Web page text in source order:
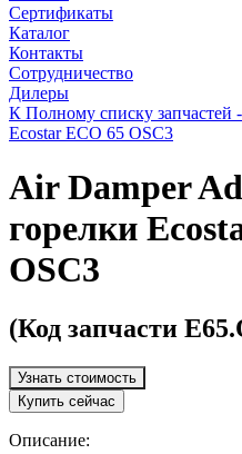
Сертификаты
Каталог
Контакты
Сотрудничество
Дилеры
К Полному списку запчастей
Ecostar ECO 65 OSC3
Air Damper
горелки
OSC3
(Код запчасти
Узнать стоимость
Купить сейчас
Описание: